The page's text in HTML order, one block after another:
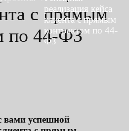
реализация кейса
клиента с прямым
контрактом по 44-
ФЗ
с прямым
по 44-ФЗ
вами успешной